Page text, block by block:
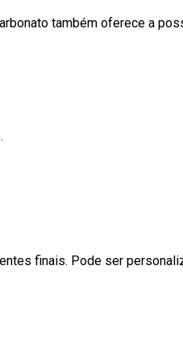
também oferece a
finais. Pode ser